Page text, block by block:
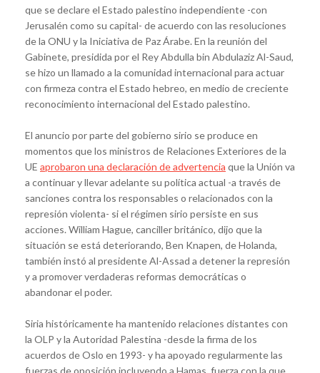
que se declare el Estado palestino independiente -con
Jerusalén como su capital- de acuerdo con las resoluciones
de la ONU y la Iniciativa de Paz Árabe. En la reunión del
Gabinete, presidida por el Rey Abdulla bin Abdulaziz Al-Saud,
se hizo un llamado a la comunidad internacional para actuar
con firmeza contra el Estado hebreo, en medio de creciente
reconocimiento internacional del Estado palestino.
El anuncio por parte del gobierno sirio se produce en
momentos que los ministros de Relaciones Exteriores de la
UE aprobaron una declaración de advertencia que la Unión va
a continuar y llevar adelante su política actual -a través de
sanciones contra los responsables o relacionados con la
represión violenta- si el régimen sirio persiste en sus
acciones. William Hague, canciller británico, dijo que la
situación se está deteriorando, Ben Knapen, de Holanda,
también instó al presidente Al-Assad a detener la represión
y a promover verdaderas reformas democráticas o
abandonar el poder.
Siria históricamente ha mantenido relaciones distantes con
la OLP y la Autoridad Palestina -desde la firma de los
acuerdos de Oslo en 1993- y ha apoyado regularmente las